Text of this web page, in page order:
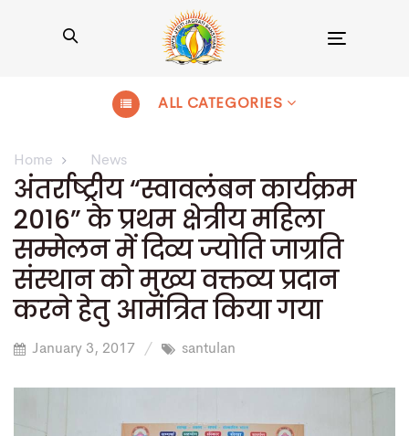
ALL CATEGORIES
Home News
अंतर्राष्ट्रीय “स्वावलंबन कार्यक्रम
2016” के प्रथम क्षेत्रीय महिला
सम्मेलन में दिव्य ज्योति जाग्रति
संस्थान को मुख्य वक्तव्य प्रदान
करने हेतु आमंत्रित किया गया
January 3, 2017 santulan